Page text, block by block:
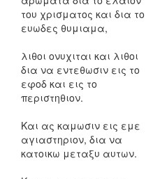
του χρισματος και δια το
ευωδες θυμιαμα,
λιθοι ονυχιται και λιθοι
δια να εντεθωσιν εις το
εφοδ και εις το
περιστηθιον.
Και ας καμωσιν εις εμε
αγιαστηριον, δια να
κατοικω μεταξυ αυτων.